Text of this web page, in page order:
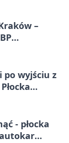
–
przerwą
wyjściu z
- płocka